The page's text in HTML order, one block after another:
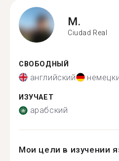
M.
Ciudad Real
СВОБОДНЫЙ
английский
ИЗУЧАЕТ
арабский
Мои цели в изучении